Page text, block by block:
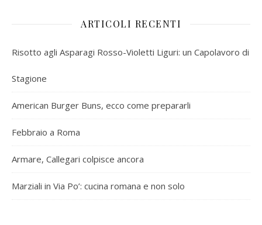
ARTICOLI RECENTI
Risotto agli Asparagi Rosso-Violetti Liguri: un Capolavoro di
Stagione
American Burger Buns, ecco come prepararli
Febbraio a Roma
Armare, Callegari colpisce ancora
Marziali in Via Po’: cucina romana e non solo